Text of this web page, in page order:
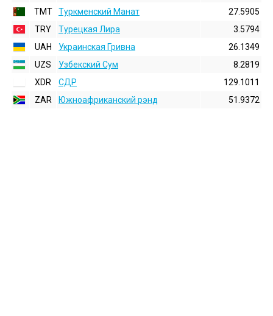
TMT
Туркменский Манат
27.5905
TRY
Турецкая Лира
3.5794
UAH
Украинская Гривна
26.1349
UZS
Узбекский Сум
8.2819
XDR
СДР
129.1011
ZAR
Южноафриканский рэнд 51.9372